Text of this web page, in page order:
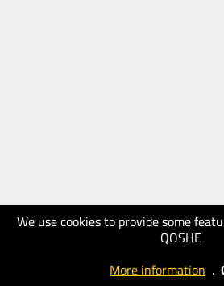
We use cookies to provide some
QOSHE
More information .